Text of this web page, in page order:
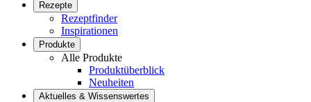
Rezepte
Rezeptfinder
Inspirationen
Produkte
Alle Produkte
Produktüberblick
Neuheiten
Aktuelles & Wissenswertes